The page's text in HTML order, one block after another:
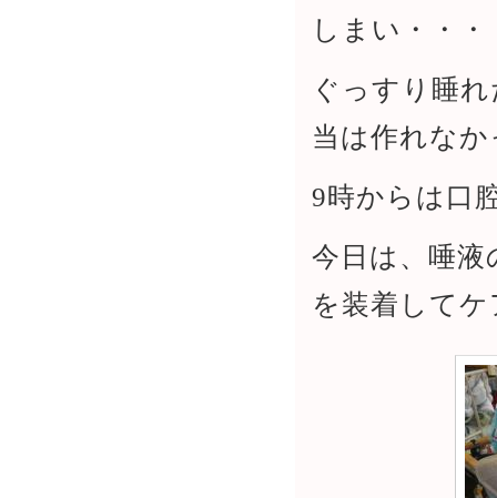
しまい・・・
ぐっすり睡
当は作れな
9時からは口
今日は、唾
を装着して